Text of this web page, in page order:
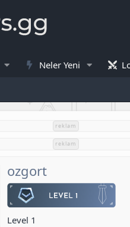
Neler Yeni
reklam
reklam
ozgort
Level 1